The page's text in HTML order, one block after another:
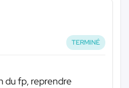
TERMINÉ
du fp, reprendre